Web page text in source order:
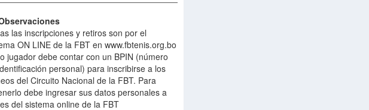
las inscripciones y retiros son por el
ON LINE de la FBT en www.fbtenis.org.bo
jugador debe contar con un BPIN (número
personal) para inscribirse a los
del Circuito Nacional de la FBT. Para
debe ingresar sus datos personales a
del sistema online de la FBT